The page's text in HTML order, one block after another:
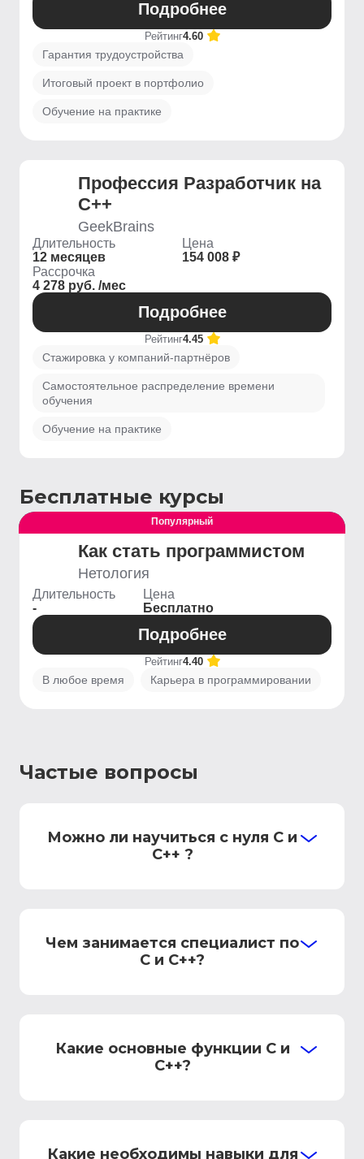
Подробнее
Рейтинг4.60
Гарантия трудоустройства
Итоговый проект в портфолио
Обучение на практике
Профессия Разработчик на
C++
GeekBrains
Длительность
12 месяцев
Цена
154 008 ₽
Рассрочка
4 278 руб. /мес
Подробнее
Рейтинг4.45
Стажировка у компаний-партнёров
Самостоятельное распределение времени
обучения
Обучение на практике
Бесплатные курсы
Выгодный
Популярный
Как стать программистом
Нетология
Длительность
-
Цена
Бесплатно
Подробнее
Рейтинг4.40
В любое время Карьера в программировании
Частые вопросы
Можно ли научиться с нуля С и
C++ ?
Чем занимается специалист по
С и C++?
Какие основные функции C и
C++?
Какие необходимы навыки для